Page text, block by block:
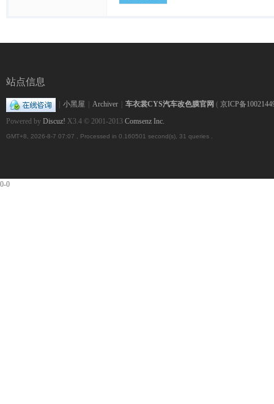
改
站点信息
小黑屋 Archiver 车衣裳CYS汽车改色膜官网 ( 京ICP备
Powered by Discuz! X3.4© 2001-2013 Comsenz Inc.
GMT+8, 2026-8-7 07:07 , Processed in 0.160501 second(s), 31 queries .
0-0